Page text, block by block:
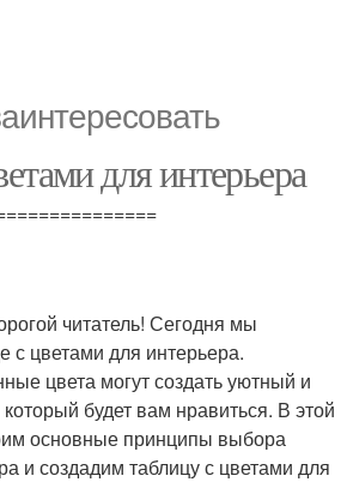
для интерьера
читатель! Сегодня мы
с цветами для интерьера.
цвета могут создать уютный и
будет вам нравиться. В этой
основные принципы выбора
и создадим таблицу с цветами для